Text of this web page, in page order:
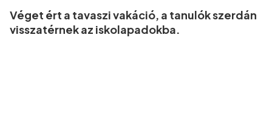
Véget ért a tavaszi vakáció, a tanulók szerdán
visszatérnek az iskolapadokba.